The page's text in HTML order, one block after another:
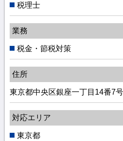
税理士
業務
税金・節税対策
住所
東京都中央区銀座一丁目14番7
対応エリア
東京都